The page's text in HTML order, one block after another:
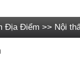
Địa Điểm >> Nội